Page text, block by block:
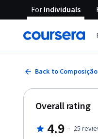
ForIndividuals
Back to
Overall rating
4.9 · 25